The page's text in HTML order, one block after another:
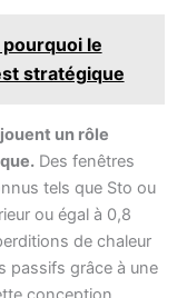
le
stratégique
un rôle
Des fenêtres
tels que Sto ou
ou égal à 0,8
de chaleur
passifs grâce à une